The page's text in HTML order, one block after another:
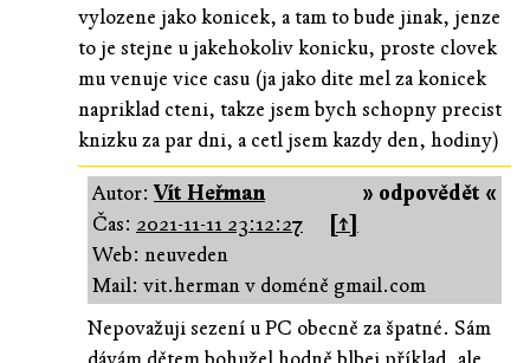
vylozene jako konicek, a tam to bude jinak, jenze
to je stejne u jakehokoliv konicku, proste clovek
mu venuje vice casu (ja jako dite mel za konicek
napriklad cteni, takze jsem bych schopny precist
knizku za par dni, a cetl jsem kazdy den, hodiny)
» odpovědět «
Autor:Vít Heřman
Čas: 2021-11-11 23:12:27
[↑]
Web: neuveden
Mail: vit.herman v doméně gmail.com
Nepovažuji sezení u PC obecně za špatné. Sám